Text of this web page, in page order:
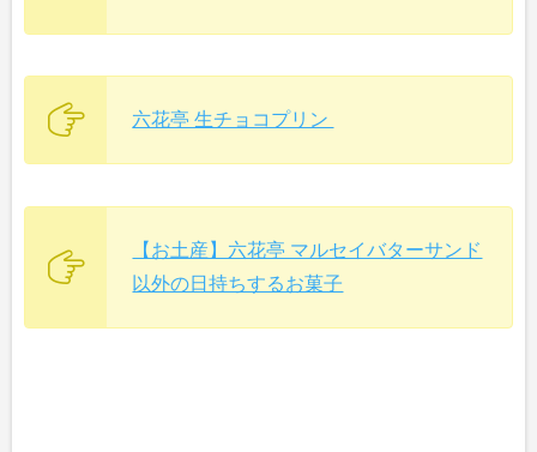
六花亭 生チョコプリン
【お土産】六花亭 マルセイバターサンド
以外の日持ちするお菓子